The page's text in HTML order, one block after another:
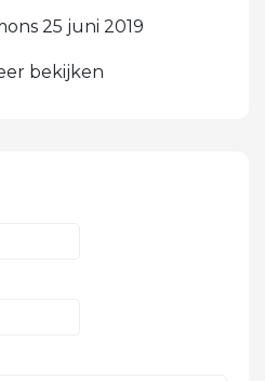
25 juni 2019
bekijken